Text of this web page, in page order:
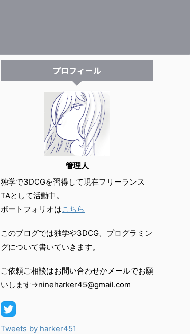
プロフィール
管理人
独学で3DCGを習得して現在フリーランス
TAとして活動中。
ポートフォリオはこちら
このブログでは独学や3DCG、プログラミン
グについて書いていきます。
ご依頼ご相談はお問い合わせかメールでお願
いします→nineharker45@gmail.com
Tweets by harker451